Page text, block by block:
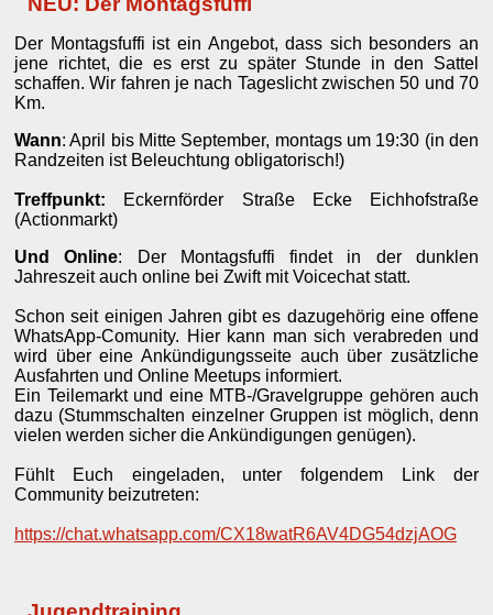
Der Montagsfuffi ist ein Angebot, dass sich besonders an
jene richtet, die es erst zu später Stunde in den Sattel
schaffen. Wir fahren je nach Tageslicht zwischen 50 und 70
Km.
Wann: April bis Mitte September, montags um 19:30 (in den
Randzeiten ist Beleuchtung obligatorisch!)
Treffpunkt: Eckernförder Straße Ecke Eichhofstraße
(Actionmarkt)
Und Online: Der Montagsfuffi findet in der dunklen
Jahreszeit auch online bei Zwift mit Voicechat statt.
Schon seit einigen Jahren gibt es dazugehörig eine offene
WhatsApp-Comunity. Hier kann man sich verabreden und
wird über eine Ankündigungsseite auch über zusätzliche
Ausfahrten und Online Meetups informiert.
Ein Teilemarkt und eine MTB-/Gravelgruppe gehören auch
dazu (Stummschalten einzelner Gruppen ist möglich, denn
vielen werden sicher die Ankündigungen genügen).
Fühlt Euch eingeladen, unter folgendem Link der
Community beizutreten:
https://chat.whatsapp.com/CX18watR6AV4DG54dzjAOG